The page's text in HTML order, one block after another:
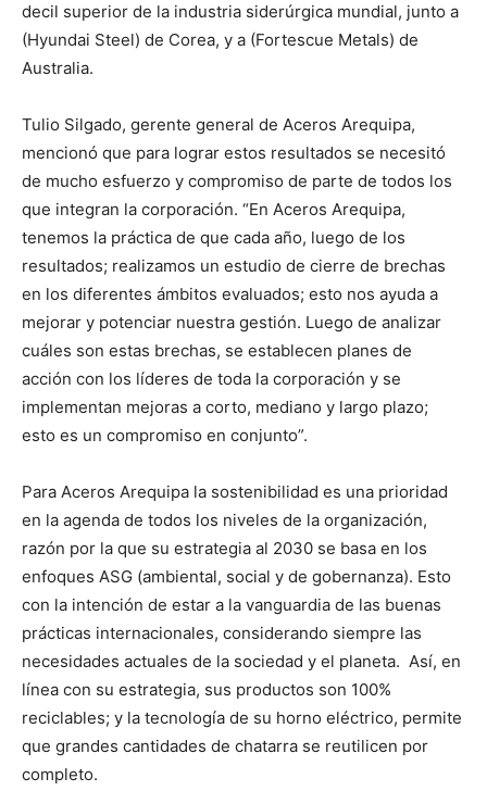
decil superior de la industria siderúrgica mundial, junto a
(Hyundai Steel) de Corea, y a (Fortescue Metals) de
Australia.
Tulio Silgado, gerente general de Aceros Arequipa,
mencionó que para lograr estos resultados se necesitó
de mucho esfuerzo y compromiso de parte de todos los
que integran la corporación. “En Aceros Arequipa,
tenemos la práctica de que cada año, luego de los
resultados; realizamos un estudio de cierre de brechas
en los diferentes ámbitos evaluados; esto nos ayuda a
mejorar y potenciar nuestra gestión. Luego de analizar
cuáles son estas brechas, se establecen planes de
acción con los líderes de toda la corporación y se
implementan mejoras a corto, mediano y largo plazo;
esto es un compromiso en conjunto”.
Para Aceros Arequipa la sostenibilidad es una prioridad
en la agenda de todos los niveles de la organización,
razón por la que su estrategia al 2030 se basa en los
enfoques ASG (ambiental, social y de gobernanza). Esto
con la intención de estar a la vanguardia de las buenas
prácticas internacionales, considerando siempre las
necesidades actuales de la sociedad y el planeta. Así, en
línea con su estrategia, sus productos son 100%
reciclables; y la tecnología de su horno eléctrico, permite
que grandes cantidades de chatarra se reutilicen por
completo.